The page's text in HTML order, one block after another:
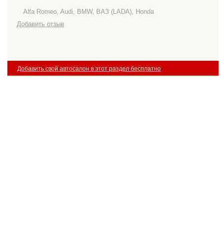
Alfa Romeo, Audi, BMW, ВАЗ (LADA), Honda
Добавить отзыв
Добавить свой автосалон в этот раздел бесплатно